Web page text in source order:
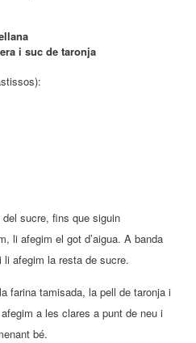
i suc de taronja
sucre, fins que siguin
li afegim el got d’aigua. A banda
afegim la resta de sucre.
farina tamisada, la pell de taronja i
a les clares a punt de neu i
bé.